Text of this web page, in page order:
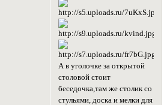
А в уголочке за открытой
столовой стоит
беседочка,там же столик со
стульями, доска и мелки для